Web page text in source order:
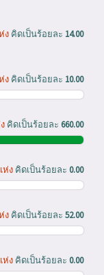
ง คิดเป็นร้อยละ 14.00
ง คิดเป็นร้อยละ 10.00
คิดเป็นร้อยละ 660.00
ห่ง คิดเป็นร้อยละ 0.00
ง คิดเป็นร้อยละ 52.00
ห่ง คิดเป็นร้อยละ 0.00